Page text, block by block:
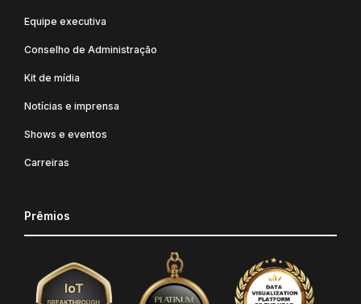
Equipe executiva
Conselho de Administração
Kit de mídia
Notícias e imprensa
Shows e eventos
Carreiras
Prêmios